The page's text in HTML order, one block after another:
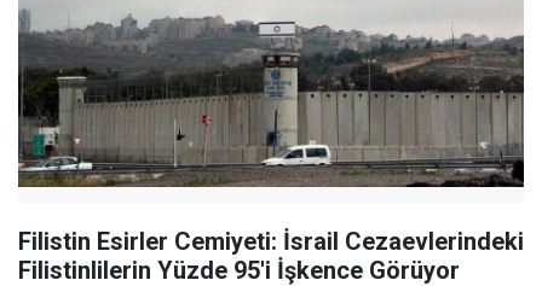
Filistin Esirler Cemiyeti: İsrail Cezaevlerindeki
Filistinlilerin Yüzde 95'i İşkence Görüyor